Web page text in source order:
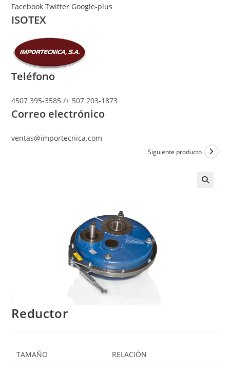
FacebookTwitter Google-plus
ISOTEX
Teléfono
4507 395-3585 /+ 507 203-1873
Correo electrónico
ventas@importecnica.com
Siguiente producto
Reductor
TAMAÑO RELACIÓN